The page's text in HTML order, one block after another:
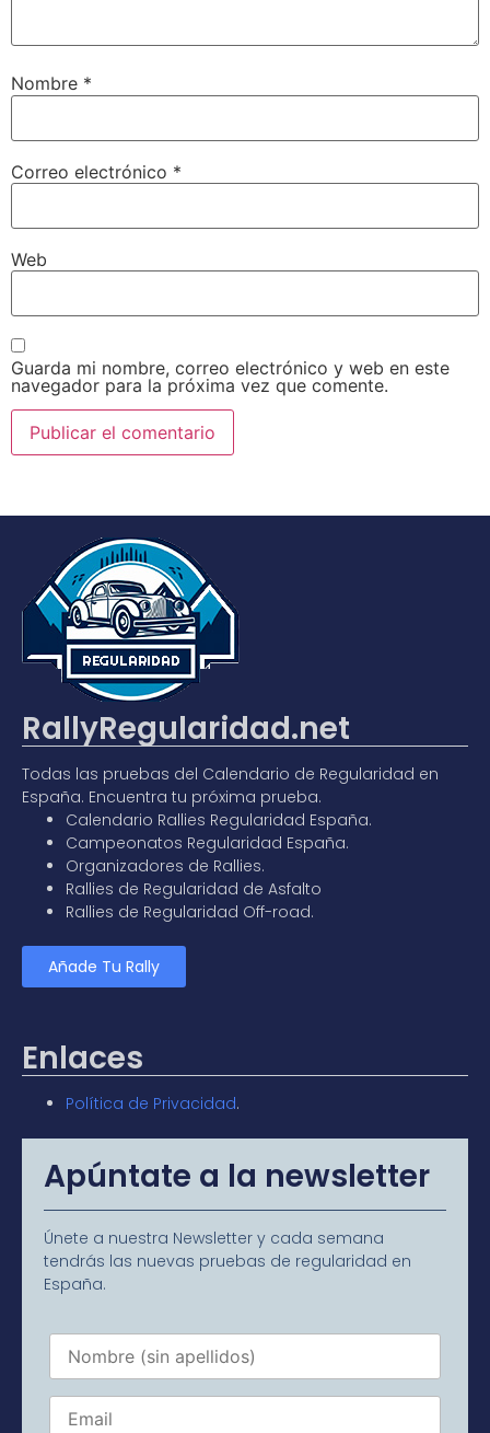
Nombre *
Correo electrónico *
Web
Guarda mi nombre, correo electrónico y web en este
navegador para la próxima vez que comente.
RallyRegularidad.net
Todas las pruebas del Calendario de Regularidad en
España. Encuentra tu próxima prueba.
Calendario Rallies Regularidad España.
Campeonatos Regularidad España.
Organizadores de Rallies.
Rallies de Regularidad de Asfalto
Rallies de Regularidad Off-road.
Añade Tu Rally
Enlaces
Política de Privacidad.
Apúntate a la newsletter
Únete a nuestra Newsletter y cada semana
tendrás las nuevas pruebas de regularidad en
España.